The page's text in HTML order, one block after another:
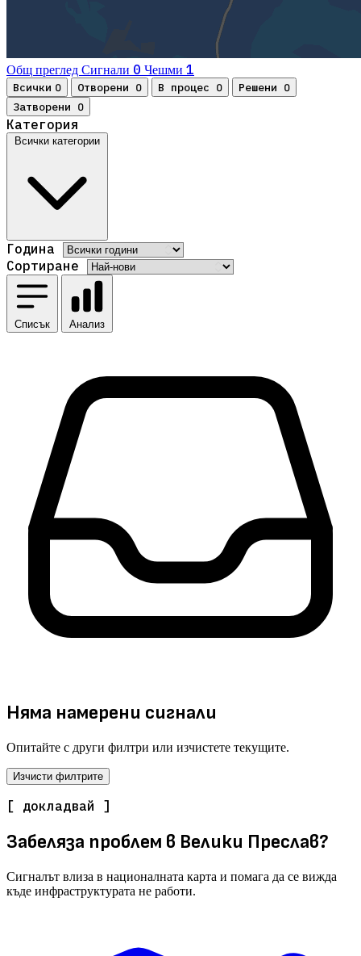
Общ преглед Сигнали 0 Чешми 1
Всички 0 Отворени 0 В процес 0 Решени 0
Затворени 0
Категория
Всички категории
Година
Сортиране
Списък Анализ
Няма намерени сигнали
Опитайте с други филтри или изчистете текущите.
Изчисти филтрите
[ докладвай ]
Забеляза проблем в Велики Преслав?
Сигналът влиза в националната карта и помага да се вижда
къде инфраструктурата не работи.